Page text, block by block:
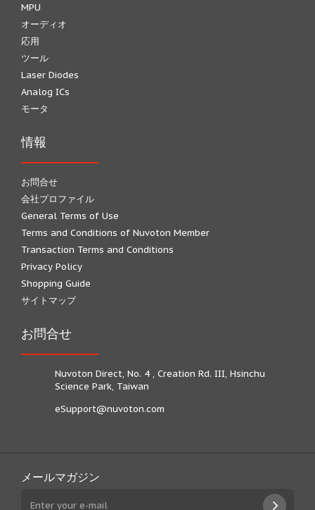
MPU
オーディオ
応用
ツール
Laser Diodes
Analog ICs
モータ
情報
お問合せ
会社プロファイル
General Terms of Use
Terms and Conditions of Nuvoton Member
Transaction Terms and Conditions
Privacy Policy
Shopping Guide
サイトマップ
お問合せ
Nuvoton Direct, No. 4 , Creation Rd. III, Hsinchu
Science Park, Taiwan
eSupport@nuvoton.com
メールマガジン